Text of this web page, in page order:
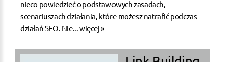
nieco powiedzieć o podstawowych zasadach,
scenariuszach działania, które możesz natrafić podczas
działań SEO. Nie... więcej »